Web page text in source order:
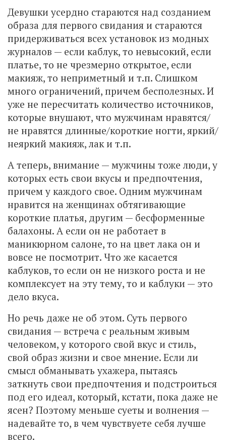
Девушки усердно стараются над созданием
образа для первого свидания и стараются
придерживаться всех установок из модных
журналов — если каблук, то невысокий, если
платье, то не чрезмерно открытое, если
макияж, то неприметный и т.п. Слишком
много ограничений, причем бесполезных. И
уже не пересчитать количество источников,
которые внушают, что мужчинам нравятся/
не нравятся длинные/короткие ногти, яркий/
неяркий макияж, лак и т.п.
А теперь, внимание — мужчины тоже люди, у
которых есть свои вкусы и предпочтения,
причем у каждого свое. Одним мужчинам
нравится на женщинах обтягивающие
короткие платья, другим — бесформенные
балахоны. А если он не работает в
маникюрном салоне, то на цвет лака он и
вовсе не посмотрит. Что же касается
каблуков, то если он не низкого роста и не
комплексует на эту тему, то и каблуки — это
дело вкуса.
Но речь даже не об этом. Суть первого
свидания — встреча с реальным живым
человеком, у которого свой вкус и стиль,
свой образ жизни и свое мнение. Если ли
смысл обманывать ухажера, пытаясь
заткнуть свои предпочтения и подстроиться
под его идеал, который, кстати, пока даже не
ясен? Поэтому меньше суеты и волнения —
надевайте то, в чем чувствуете себя лучше
всего.